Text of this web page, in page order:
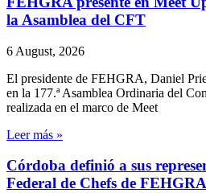
la Asamblea del CFT
6 August, 2026
El presidente de FEHGRA, Daniel
en la 177.ª Asamblea Ordinaria del
realizada en el marco de Meet
Leer más »
Córdoba definió a sus
Federal de Chefs de FEHGRA